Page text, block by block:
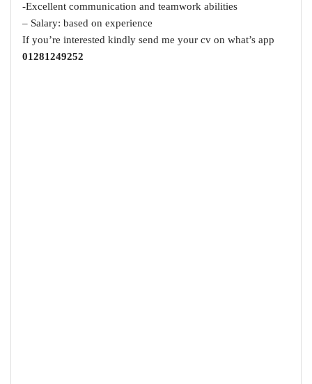
-Excellent communication and teamwork abilities
– Salary: based on experience
If you’re interested kindly send me your cv on what’s app
01281249252